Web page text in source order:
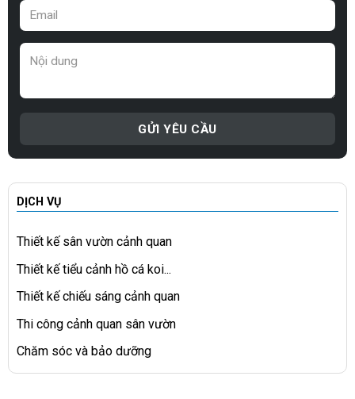
DỊCH VỤ
Thiết kế sân vườn cảnh quan
Thiết kế tiểu cảnh hồ cá koi...
Thiết kế chiếu sáng cảnh quan
Thi công cảnh quan sân vườn
Chăm sóc và bảo dưỡng